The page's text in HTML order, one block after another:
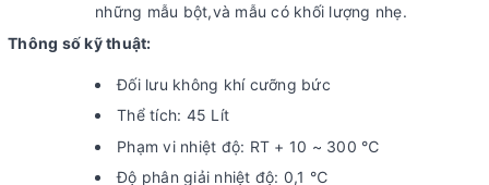
những mẫu bột,và mẫu có khối lượng nhẹ.
Thông số kỹ thuật:
Đối lưu không khí cưỡng bức
Thể tích: 45 Lít
Phạm vi nhiệt độ: RT + 10 ~ 300 ℃
Độ phân giải nhiệt độ: 0,1 ℃